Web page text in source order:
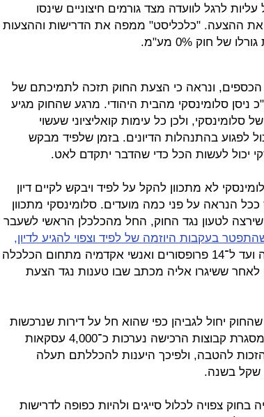
לרגל לוועדה מצד גורמים חיצוניים שינסו
ההצעה. "כלכליסט" ממפה את הדרישות וההצעות
חוק 0% מע"מ.
הכספים, ונראה כי הצעת החוק תזכה לתמיכתם של
ניסן סלומינסקי מהבית היהודי. מרגע שהחוק מגיע
סלומינסקי, ולכן כל עימות קואליציוני שעשוי
לפגוע בהתנהלות הדיונים. בזמן שלפיד מבקש
יכול לעשות הכל כדי שהדבר יתקדם לאט.
לא מתכוון להקל על לפיד ויבקש לקיים דיון
הנראה על פני כמה מועדים. סלומינסקי מתכוון
לטעון נגד החוק, החל מהכלכלן הראשי לשעבר
בעקבות היוזמה של לפיד וצפוי להגיע לדיון,
דרך נציגי פורום קבוצות הרכישה ועד ל־14 פרופסורים ואנשי אקדמיה מתחום הכלכלה
לאחר ששיגרו אליה מכתב שבו טענות נגד הצעת
יחול לגביהן כפי שהוא חל על דירות שנרכשות
מקבלן. על פי הערכות גסות, במסגרת קבוצות הרכישה נערכות כ־4,000 עסקאות
להטבה, ולפיכך היענות להכללתם תעלה
צפויה לכלול סייגים ולהיות כפופה לדרישות